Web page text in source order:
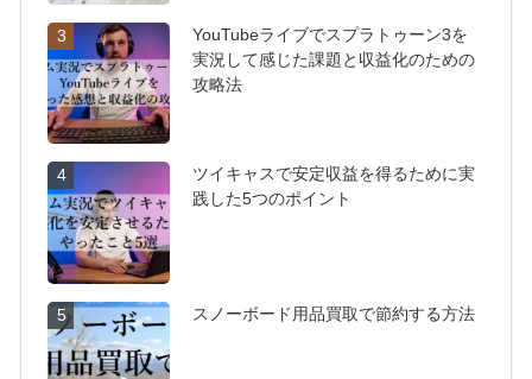
3
YouTubeライブでスプラトゥーン3を
実況して感じた課題と収益化のための
攻略法
4
ツイキャスで安定収益を得るために実
践した5つのポイント
5 スノーボード用品買取で節約する方法